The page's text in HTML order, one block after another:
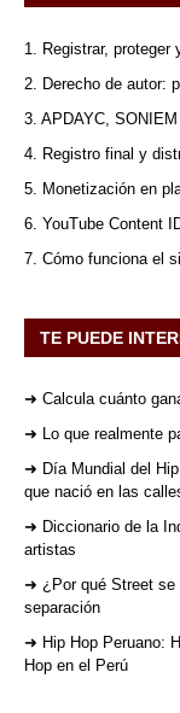
1. Registrar, proteger
2. Derecho de autor:
3. APDAYC,
4. Registro final y
5. Monetización en
6. YouTube Content
7. Cómo funciona el
TE PUEDE
➜ Calcula cuánto
➜ Lo que realmente
➜ Día Mundial del
que nació en las
➜ Diccionario de la
artistas
➜ ¿Por qué Street se
separación
➜ Hip Hop Peruano:
Hop en el Perú